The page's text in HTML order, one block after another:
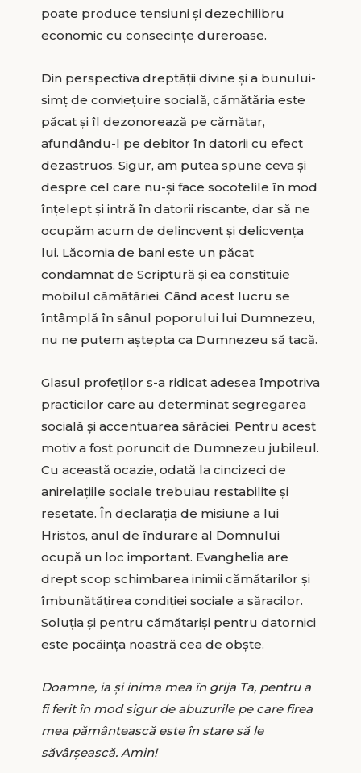
poate produce tensiuni și dezechilibru
economic cu consecințe dureroase.
Din perspectiva dreptății divine și a bunului-
simț de conviețuire socială, cămătăria este
păcat și îl dezonorează pe cămătar,
afundându-l pe debitor în datorii cu efect
dezastruos. Sigur, am putea spune ceva și
despre cel care nu-și face socotelile în mod
înțelept și intră în datorii riscante, dar să ne
ocupăm acum de delincvent și delicvența
lui. Lăcomia de bani este un păcat
condamnat de Scriptură și ea constituie
mobilul cămătăriei. Când acest lucru se
întâmplă în sânul poporului lui Dumnezeu,
nu ne putem aștepta ca Dumnezeu să tacă.
Glasul profeților s-a ridicat adesea împotriva
practicilor care au determinat segregarea
socială și accentuarea sărăciei. Pentru acest
motiv a fost poruncit de Dumnezeu jubileul.
Cu această ocazie, odată la cincizeci de
anirelațiile sociale trebuiau restabilite și
resetate. În declarația de misiune a lui
Hristos, anul de îndurare al Domnului
ocupă un loc important. Evanghelia are
drept scop schimbarea inimii cămătarilor și
îmbunătățirea condiției sociale a săracilor.
Soluția și pentru cămătariși pentru datornici
este pocăința noastră cea de obște.
Doamne, ia și inima mea în grija Ta, pentru a
fi ferit în mod sigur de abuzurile pe care firea
mea pământească este în stare să le
săvârșească. Amin!